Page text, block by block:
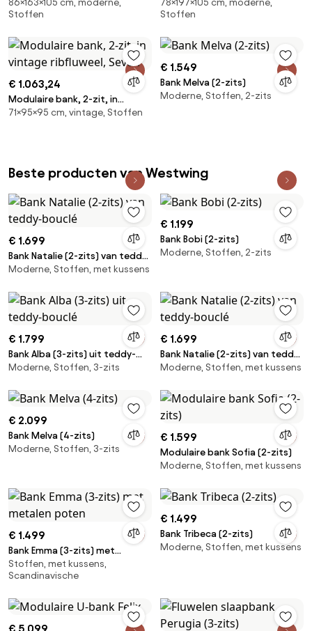
polyester, Malo
86×163×105 cm, moderne,
Stoffen
gevlekt canvas, Skander
78×197×105 cm, moderne,
Stoffen
€ 1.063,24
Modulaire bank, 2-zit, in
vintage ribfluweel, Seven
71×95×95 cm, vintage, Stoffen
€ 1.549
Bank Melva (2-zits)
Moderne, Stoffen, 2-zits
Beste producten van Westwing
€ 1.699
Bank Natalie (2-zits) van teddy-
bouclé
Moderne, Stoffen, met kussens
€ 1.199
Bank Bobi (2-zits)
Moderne, Stoffen, 2-zits
€ 1.799
Bank Alba (3-zits) uit teddy-
bouclé
Moderne, Stoffen, 3-zits
€ 1.699
Bank Natalie (2-zits) van teddy-
bouclé
Moderne, Stoffen, met kussens
€ 2.099
Bank Melva (4-zits)
Moderne, Stoffen, 3-zits
€ 1.599
Modulaire bank Sofia (2-zits)
Moderne, Stoffen, met kussens
€ 1.499
Bank Emma (3-zits) met
metalen poten
Stoffen, met kussens,
Scandinavische
€ 1.499
Bank Tribeca (2-zits)
Moderne, Stoffen, met kussens
€ 5.099